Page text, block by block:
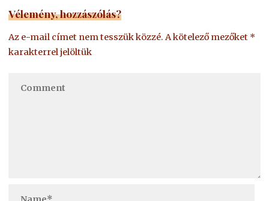
Vélemény, hozzászólás?
Az e-mail címet nem tesszük közzé. A kötelező mezőket *
karakterrel jelöltük